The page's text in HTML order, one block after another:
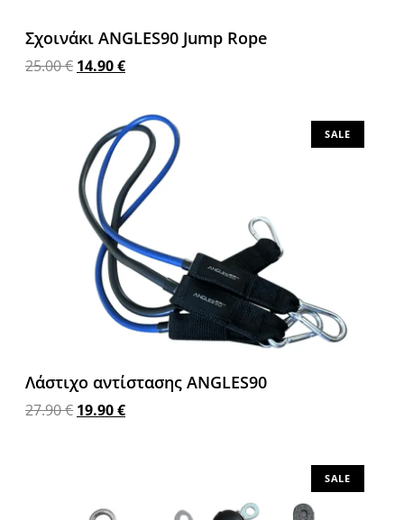
Σχοινάκι ANGLES90 Jump Rope
25.00€ 14.90€
SALE
Λάστιχο αντίστασης ANGLES90
27.90€ 19.90€
SALE